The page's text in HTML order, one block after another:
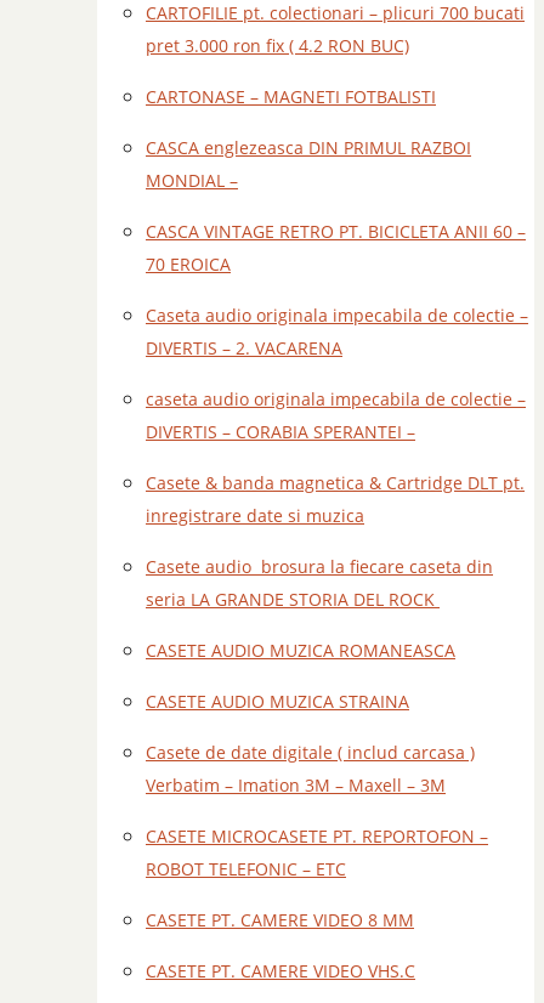
CARTOFILIE pt. colectionari – plicuri 700 bucati
pret 3.000 ron fix ( 4.2 RON BUC)
CARTONASE – MAGNETI FOTBALISTI
CASCA englezeasca DIN PRIMUL RAZBOI
MONDIAL –
CASCA VINTAGE RETRO PT. BICICLETA ANII 60 –
70 EROICA
Caseta audio originala impecabila de colectie –
DIVERTIS – 2. VACARENA
caseta audio originala impecabila de colectie –
DIVERTIS – CORABIA SPERANTEI –
Casete & banda magnetica & Cartridge DLT pt.
inregistrare date si muzica
Casete audio brosura la fiecare caseta din
seria LA GRANDE STORIA DEL ROCK
CASETE AUDIO MUZICA ROMANEASCA
CASETE AUDIO MUZICA STRAINA
Casete de date digitale ( includ carcasa )
Verbatim – Imation 3M – Maxell – 3M
CASETE MICROCASETE PT. REPORTOFON –
ROBOT TELEFONIC – ETC
CASETE PT. CAMERE VIDEO 8 MM
CASETE PT. CAMERE VIDEO VHS.C